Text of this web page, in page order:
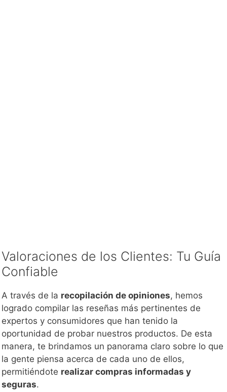
Valoraciones de los Clientes: Tu Guía
Confiable
A través de la recopilación de opiniones, hemos
logrado compilar las reseñas más pertinentes de
expertos y consumidores que han tenido la
oportunidad de probar nuestros productos. De esta
manera, te brindamos un panorama claro sobre lo que
la gente piensa acerca de cada uno de ellos,
permitiéndote realizar compras informadas y
seguras.